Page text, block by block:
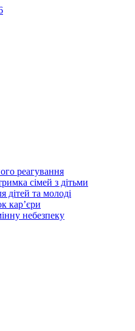
реагування
сімей з дітьми
дітей та молоді
кар’єри
небезпеку